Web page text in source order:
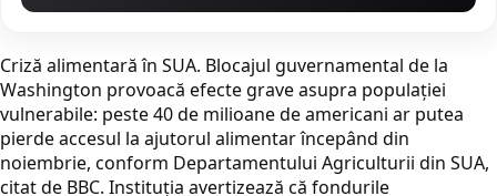
Criză alimentară în SUA. Blocajul guvernamental de la
Washington provoacă efecte grave asupra populației
vulnerabile: peste 40 de milioane de americani ar putea
pierde accesul la ajutorul alimentar începând din
noiembrie, conform Departamentului Agriculturii din SUA,
citat de BBC. Instituția avertizează că fondurile